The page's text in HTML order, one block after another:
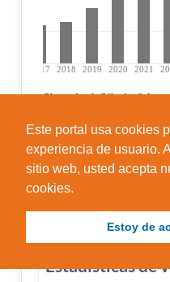
Este portal usa cookies
experiencia de usuario.
sitio web, usted acepta
cookies.
Estoy de